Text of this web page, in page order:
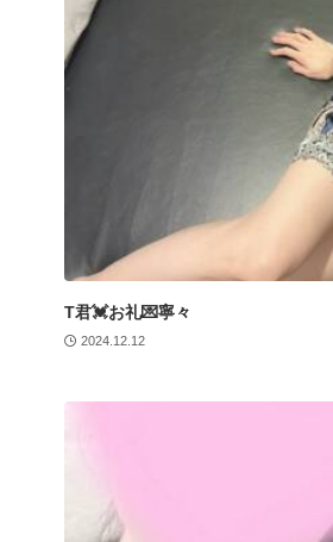
T君💓お礼💌寧々
2024.12.12